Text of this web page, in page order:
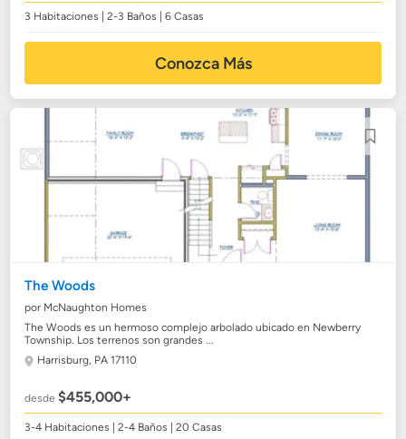
3 Habitaciones | 2-3 Baños | 6 Casas
Conozca Más
The Woods
por McNaughton Homes
The Woods es un hermoso complejo arbolado ubicado en Newberry
Township. Los terrenos son grandes ...
Harrisburg, PA 17110
desde$455,000+
3-4 Habitaciones | 2-4 Baños | 20 Casas